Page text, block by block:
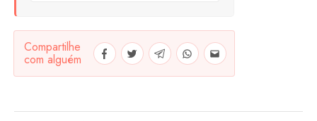
Compartilhe
com alguém